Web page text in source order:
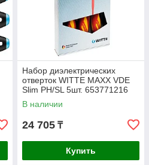
Набор диэлектрических
отверток WITTE MAXX VDE
Slim PH/SL 5шт. 653771216
В наличии
24 705 ₸
Купить